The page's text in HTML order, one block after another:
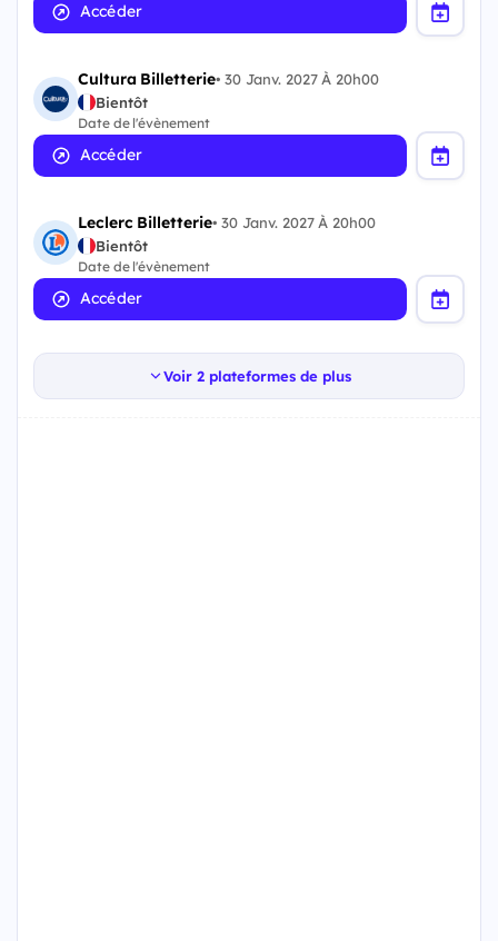
Accéder
Cultura Billetterie•30 Janv. 2027 À 20h00
Bientôt
Date de l'évènement
Accéder
Leclerc Billetterie•30 Janv. 2027 À 20h00
Bientôt
Date de l'évènement
Accéder
Voir 2 plateformes de plus